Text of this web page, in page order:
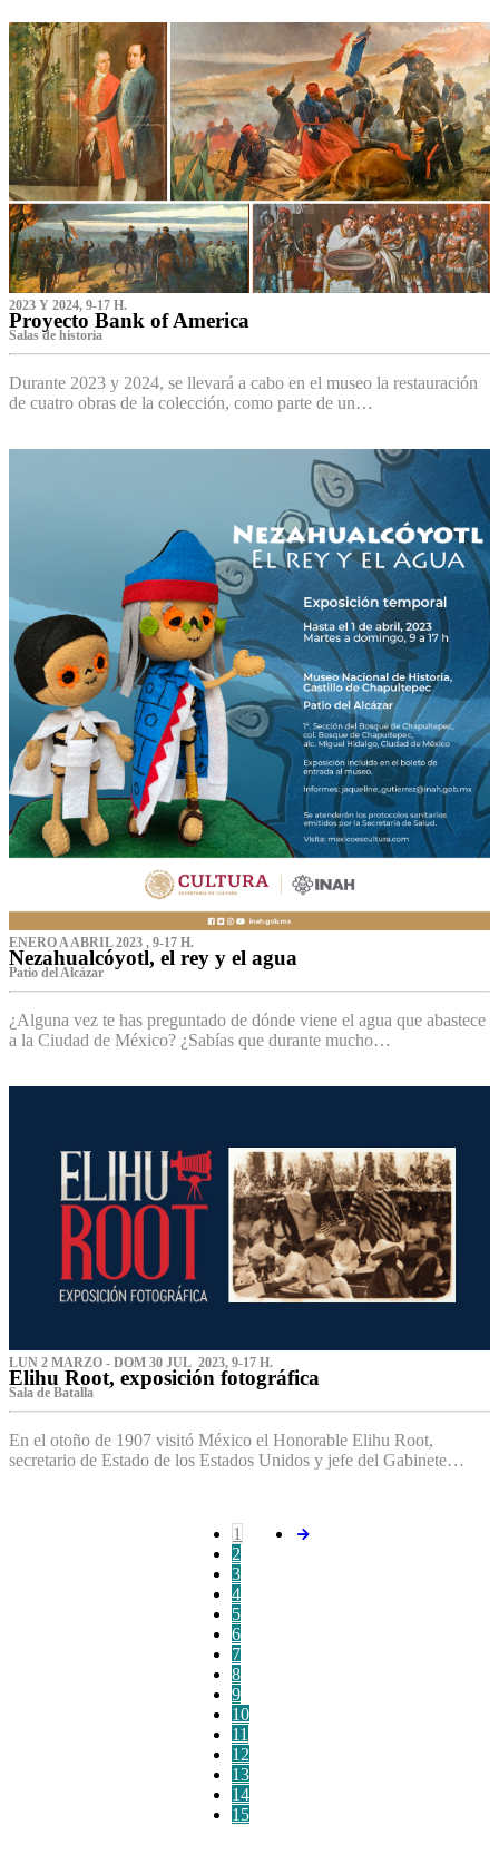
2023 Y 2024, 9-17 H.
Proyecto Bank of America
S‌alas de historia
Durante 2023 y 2024, se llevará a cabo en el museo la restauración
de cuatro obras de la colección, como parte de un…
ENERO A ABRIL 2023 , 9-17 H.
Nezahualcóyotl, el rey y el agua
Patio del Alcázar
¿Alguna vez te has preguntado de dónde viene el agua que abastece
a la Ciudad de México? ¿Sabías que durante mucho…
LUN 2 MARZO - DOM 30 JUL 2023, 9-17 H.
Elihu Root, exposición fotográfica
Sala de Batalla
En el otoño de 1907 visitó México el Honorable Elihu Root,
secretario de Estado de los Estados Unidos y jefe del Gabinete…
1
2
3
4
5
6
7
8
9
10
11
12
13
14
15